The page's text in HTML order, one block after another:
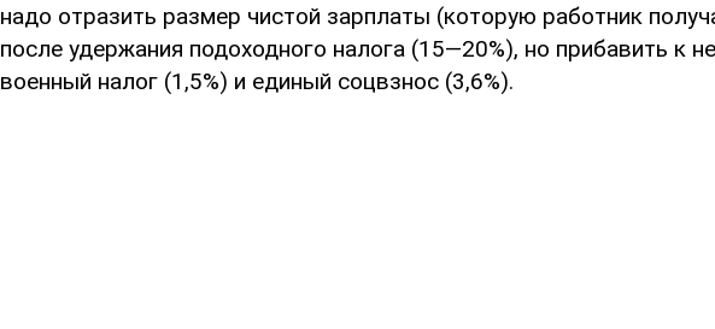
надо отразить размер чистой зарплаты (которую работник
после удержания подоходного налога (15—20%), но прибавить к
военный налог (1,5%) и единый соцвзнос (3,6%).